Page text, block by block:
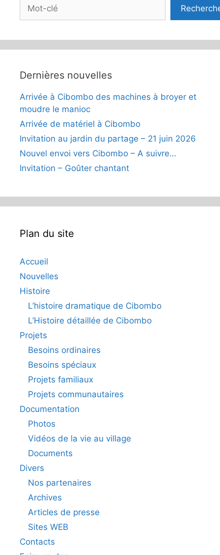
Rechercher
Dernières nouvelles
Arrivée à Cibombo des machines à broyer et
moudre le manioc
Arrivée de matériel à Cibombo
Invitation au jardin du partage – 21 juin 2026
Nouvel envoi vers Cibombo – A suivre…
Invitation – Goûter chantant
Plan du site
Accueil
Nouvelles
Histoire
L’histoire dramatique de Cibombo
L’Histoire détaillée de Cibombo
Projets
Besoins ordinaires
Besoins spéciaux
Projets familiaux
Projets communautaires
Documentation
Photos
Vidéos de la vie au village
Documents
Divers
Nos partenaires
Archives
Articles de presse
Sites WEB
Contacts